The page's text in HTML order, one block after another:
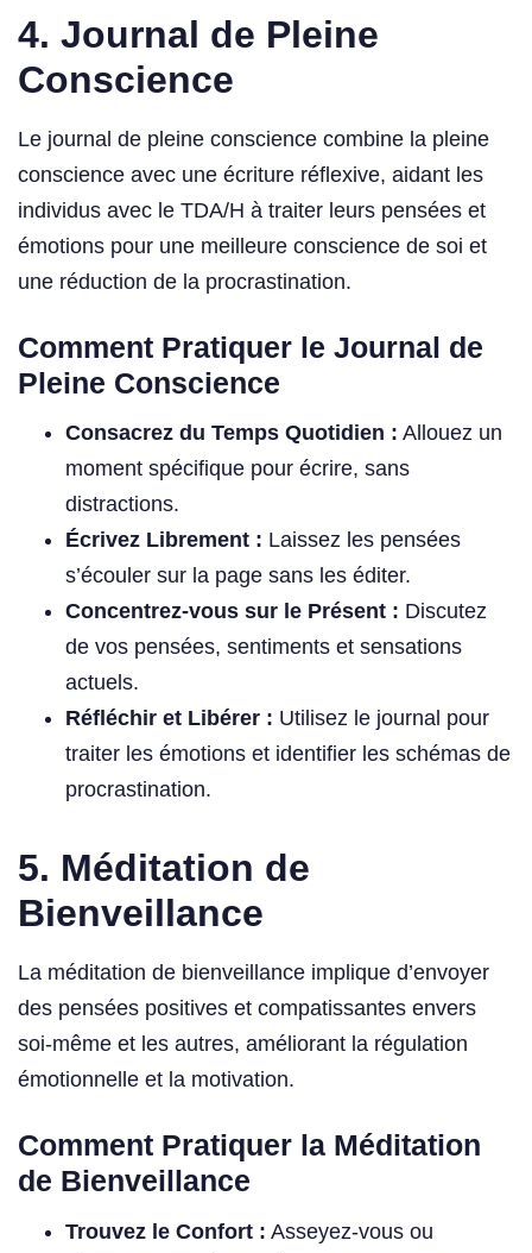
4. Journal de Pleine
Conscience
Le journal de pleine conscience combine la pleine
conscience avec une écriture réflexive, aidant les
individus avec le TDA/H à traiter leurs pensées et
émotions pour une meilleure conscience de soi et
une réduction de la procrastination.
Comment Pratiquer le Journal de
Pleine Conscience
Consacrez du Temps Quotidien : Allouez un
moment spécifique pour écrire, sans
distractions.
Écrivez Librement : Laissez les pensées
s’écouler sur la page sans les éditer.
Concentrez-vous sur le Présent : Discutez
de vos pensées, sentiments et sensations
actuels.
Réfléchir et Libérer : Utilisez le journal pour
traiter les émotions et identifier les schémas de
procrastination.
5. Méditation de
Bienveillance
La méditation de bienveillance implique d’envoyer
des pensées positives et compatissantes envers
soi-même et les autres, améliorant la régulation
émotionnelle et la motivation.
Comment Pratiquer la Méditation
de Bienveillance
Trouvez le Confort : Asseyez-vous ou